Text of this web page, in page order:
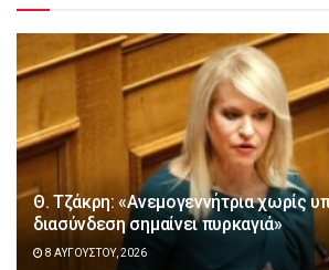
Θ. Τζάκρη: «Ανεμογεννήτρια χωρίς
διασύνδεση σημαίνει πυρκαγιά»
8 ΑΥΓΟΎΣΤΟΥ, 2026